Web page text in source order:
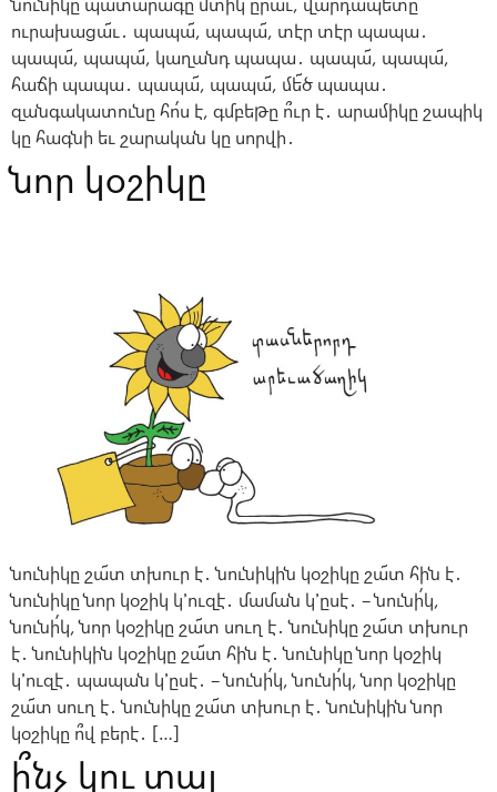
նունիկը պատարագը մտիկ ըրաւ, վարդապետը
ուրախացա՜ւ․ պապա՜, պապա՜, տէր տէր պապա․
պապա՜, պապա՜, կաղանդ պապա․ պապա՜, պապա՜,
հաճի պապա․ պապա՜, պապա՜, մե՜ծ պապա․
զանգակատունը հո՛ս է, գմբեթը ո՞ւր է․ արամիկը շապիկ
կը հագնի եւ շարական կը սորվի․
նոր կօշիկը
նունիկը շա՜տ տխուր է․ նունիկին կօշիկը շա՜տ հին է․
նունիկը նոր կօշիկ կ՚ուզէ․ մաման կ՚ըսէ․ – նունի՛կ,
նունի՛կ, նոր կօշիկը շա՜տ սուղ է․ նունիկը շա՜տ տխուր
է․ նունիկին կօշիկը շա՜տ հին է․ նունիկը նոր կօշիկ
կ՚ուզէ․ պապան կ՚ըսէ․ – նունի՛կ, նունի՛կ, նոր կօշիկը
շա՜տ սուղ է․ նունիկը շա՜տ տխուր է․ նունիկին նոր
կօշիկը ո՞վ բերէ․ […]
ի՞նչ կու տայ